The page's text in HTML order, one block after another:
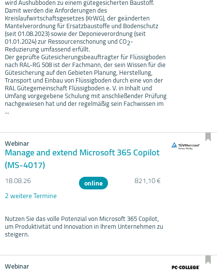
wird Aushubboden zu einem gütegesicherten Baustoff.
Damit werden die Anforderungen des
Kreislaufwirtschaftsgesetzes (KrWG), der geänderten
Mantelverordnung für Ersatzbaustoffe und Bodenschutz
(seit 01.08.2023) sowie der Deponieverordnung (seit
01.01.2024) zur Ressourcenschonung und CO2-
Reduzierung umfassend erfüllt.
Der geprüfte Gütesicherungsbeauftragter für Flüssigboden
nach RAL-RG 508 ist der Fachmann, der sein Wissen für die
Gütesicherung auf den Gebieten Planung, Herstellung,
Transport und Einbau von Flüssigboden durch eine von der
RAL Gütegemeinschaft Flüssigboden e. V. in Inhalt und
Umfang vorgegebene Schulung mit anschließender Prüfung
nachgewiesen hat und der regelmäßig sein Fachwissen im
...
Webinar
Manage and extend Microsoft 365 Copilot
(MS-4017)
18.08.26 online
821,10 €
2 weitere Termine
Nutzen Sie das volle Potenzial von Microsoft 365 Copilot,
um Produktivität und Innovation in Ihrem Unternehmen zu
steigern.
Webinar